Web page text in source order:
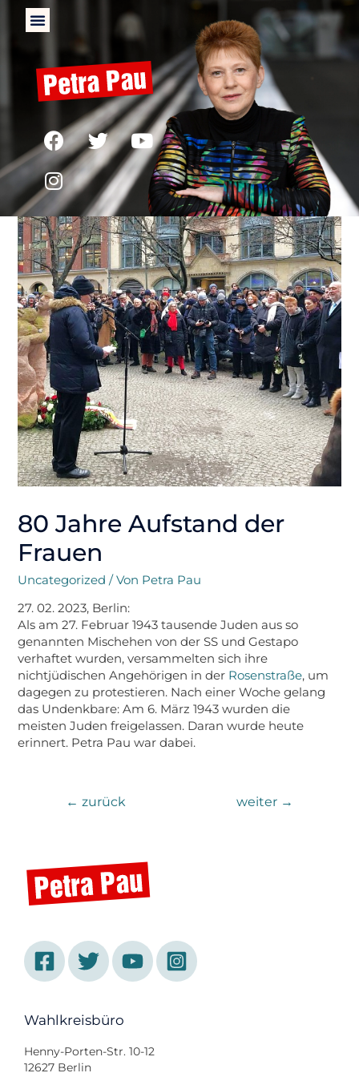
80 Jahre Aufstand der
Frauen
Uncategorized / Von Petra Pau
27. 02. 2023, Berlin:
Als am 27. Februar 1943 tausende Juden aus so
genannten Mischehen von der SS und Gestapo
verhaftet wurden, versammelten sich ihre
nichtjüdischen Angehörigen in der Rosenstraße, um
dagegen zu protestieren. Nach einer Woche gelang
das Undenkbare: Am 6. März 1943 wurden die
meisten Juden freigelassen. Daran wurde heute
erinnert. Petra Pau war dabei.
← zurück weiter →
Wahlkreisbüro
Henny-Porten-Str. 10-12
12627 Berlin